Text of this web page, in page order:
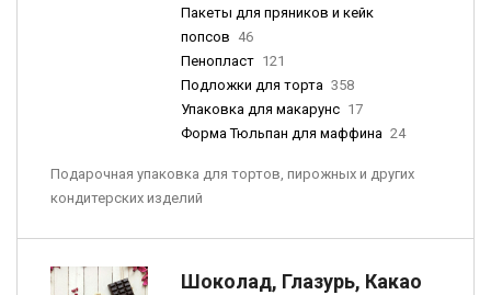
Пакеты для пряников и кейк
попсов 46
Пенопласт 121
Подложки для торта 358
Упаковка для макарунс 17
Форма Тюльпан для маффина 24
Подарочная упаковка для тортов, пирожных и других
кондитерских изделий
Шоколад, Глазурь, Какао